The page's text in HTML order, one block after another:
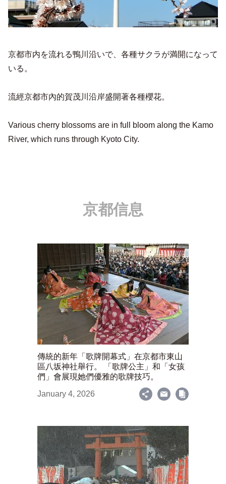
京都市内を流れる鴨川沿いで、各種サクラが満開になって
いる。
流經京都市內的賀茂川沿岸盛開著各種櫻花。
Various cherry blossoms are in full bloom along the Kamo
River, which runs through Kyoto City.
京都信息
傳統的新年「歌牌開幕式」在京都市東山
區八坂神社舉行。 「歌牌公主」和「女孩
們」會展現她們優雅的歌牌技巧。
January 4, 2026